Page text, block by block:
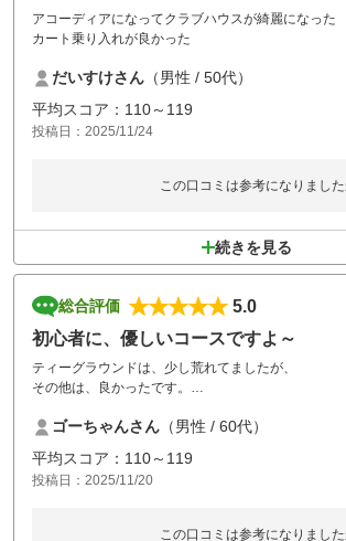
アコーディアになってクラブハウスが綺麗になった
カート乗り入れが良かった
だいすけさん （男性 / 50代）
平均スコア：110～119
投稿日：2025/11/24
この口コミは参考になりました
続きを見る
総合評価
5.0
初心者に、優しいコースですよ～
ティーグラウンドは、少し荒れてましたが、
その他は、良かったです。
オールドコースは、初心者に、優しいコースで
良かったです
ゴーちゃんさん （男性 / 60代）
平均スコア：110～119
投稿日：2025/11/20
この口コミは参考になりました